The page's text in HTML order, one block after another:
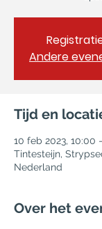
Andere
Tijd en
10 feb 2023, 10:00
Tintesteijn,
Nederland
Over het